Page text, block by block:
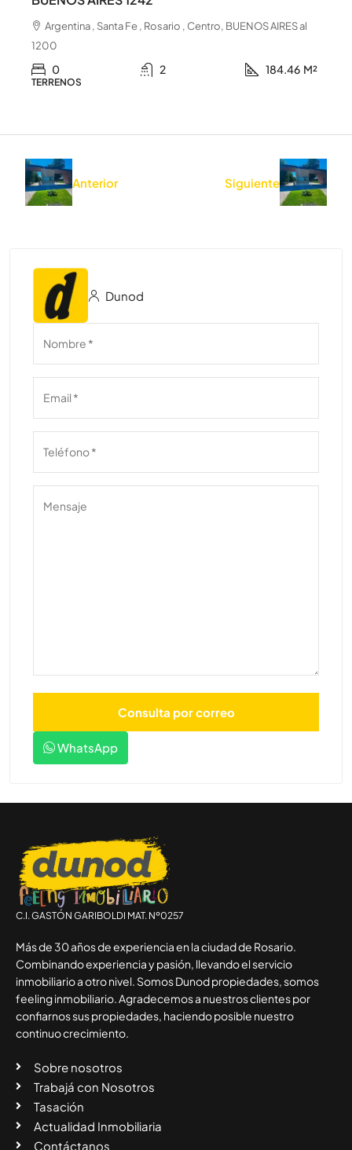
Argentina , Santa Fe , Rosario , Centro, BUENOS AIRES al
1200
0 2 184.46 M²
TERRENOS
Anterior Siguiente
Dunod
WhatsApp
C.I. GASTÓN GARIBOLDI MAT. Nº0257
Más de 30 años de experiencia en la ciudad de Rosario.
Combinando experiencia y pasión, llevando el servicio
inmobiliario a otro nivel. Somos Dunod propiedades, somos
feeling inmobiliario. Agradecemos a nuestros clientes por
confiarnos sus propiedades, haciendo posible nuestro
continuo crecimiento.
Sobre nosotros
Trabajá con Nosotros
Tasación
Actualidad Inmobiliaria
Contáctanos